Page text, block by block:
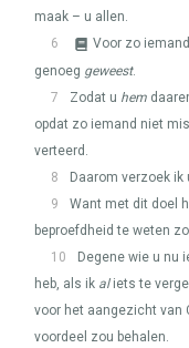
maak – u allen.
6
Voor zo
genoeg geweest.
7
Zodat u hem
opdat zo iemand niet
verteerd.
8
Daarom verzoek ik
9
Want met dit doel
beproefdheid te weten
10
Degene wie u nu
heb, als ik aliets te
voor het aangezicht van
voordeel zou behalen.